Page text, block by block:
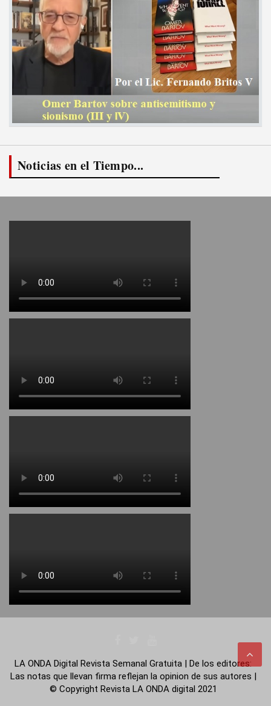
Noticias en el Tiempo...
LA ONDA Digital Revista Semanal Gratuita | De los editores:
Las notas que llevan firma reflejan la opinion de sus autores |
© Copyright Revista LA ONDA digital 2021